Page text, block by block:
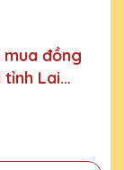
xuất sắc
cố gắng của
tổ chức
cho cộng
đồng
Lai